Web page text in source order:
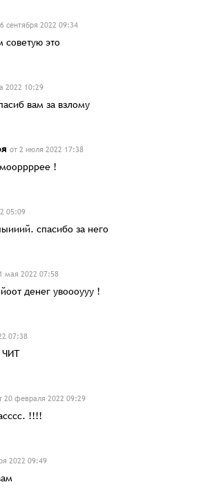
сентября 2022 09:34
это
2022 10:29
вам за взлому
от 2 июля 2022 17:38
!
05:09
спасибо за него
мая 2022 07:58
денег увоооууу !
07:38
ЧИТ
20 февраля 2022 09:29
!!!!
2022 09:49